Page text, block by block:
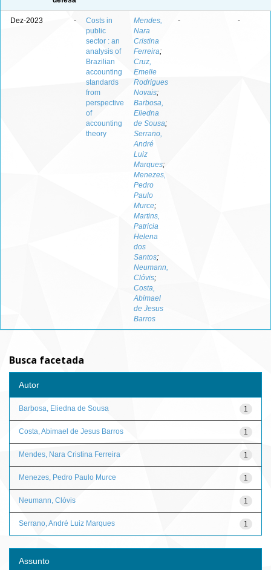
Dez-2023 -
Costs in
public
sector : an
analysis of
Brazilian
accounting
standards
from
perspective
of
accounting
theory
Mendes,
Nara
Cristina
Ferreira;
Cruz,
Emelle
Rodrigues
Novais;
Barbosa,
Eliedna
de Sousa;
Serrano,
André
Luiz
Marques;
Menezes,
Pedro
Paulo
Murce;
Martins,
Patricia
Helena
dos
Santos;
Neumann,
Clóvis;
Costa,
Abimael
de Jesus
Barros
- -
Busca facetada
Autor
1
Barbosa, Eliedna de Sousa
1
Costa, Abimael de Jesus Barros
1
Mendes, Nara Cristina Ferreira
1
Menezes, Pedro Paulo Murce
1
Neumann, Clóvis
1
Serrano, André Luiz Marques
Assunto